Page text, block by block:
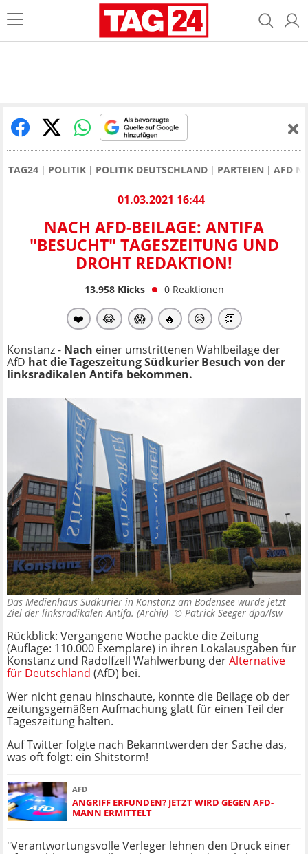
TAG24 POLITIK POLITIK DEUTSCHLAND PARTEIEN AFD
01.03.2021 16:44
NACH AFD-BEILAGE: ANTIFA
"BESUCHT" TAGESZEITUNG UND
DROHT REDAKTION!
13.958Klicks 0 Reaktionen
❤️ 😂 😱 🔥 😥 👏
Konstanz - Nach einer umstrittenen Wahlbeilage der
AfD hat die Tageszeitung Südkurier Besuch von der
linksradikalen Antifa bekommen.
Das Medienhaus Südkurier in Konstanz am Bodensee wurde jetzt
Ziel der linksradikalen Antifa. (Archiv) © Patrick Seeger dpa/lsw
Rückblick: Vergangene Woche packte die Zeitung
(Auflage: 110.000 Exemplare) in ihren Lokalausgaben für
Konstanz und Radolfzell Wahlwerbung derAlternative
für Deutschland (AfD) bei.
Wer nicht genau hinschaute, konnte die Beilage ob der
zeitungsgemäßen Aufmachung glatt für einen Teil der
Tageszeitung halten.
Auf Twitter folgte nach Bekanntwerden der Sache das,
was oft folgt: ein Shitstorm!
AFD
ANGRIFF ERFUNDEN? JETZT WIRD GEGEN AFD-
MANN ERMITTELT
"Verantwortungsvolle Verleger lehnen den Druck einer